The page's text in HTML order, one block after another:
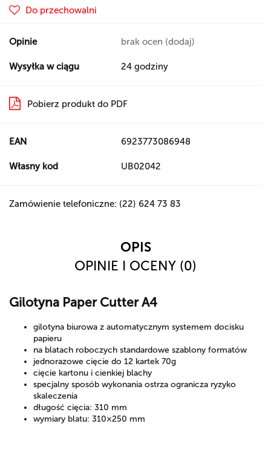
Do przechowalni
Opinie brak ocen (dodaj)
Wysyłka w ciągu 24 godziny
Pobierz produkt do PDF
EAN 6923773086948
Własny kod UB02042
Zamówienie telefoniczne: (22) 624 73 83
OPIS
OPINIE I OCENY (0)
Gilotyna Paper Cutter A4
gilotyna biurowa z automatycznym systemem docisku
papieru
na blatach roboczych standardowe szablony formatów
jednorazowe cięcie do 12 kartek 70g
cięcie kartonu i cienkiej blachy
specjalny sposób wykonania ostrza ogranicza ryzyko
skaleczenia
długość cięcia: 310 mm
wymiary blatu: 310×250 mm